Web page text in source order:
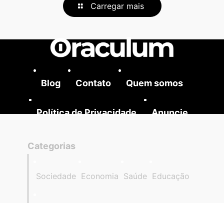
Carregar mais
Blog Contato Quem somos
Política de Privacidade Anuncie
Categorias
Sociedade Economia Saúde Educação